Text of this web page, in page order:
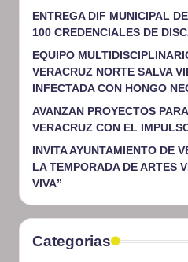
ENTREGA DIF MUNICIPAL
100 CREDENCIALES DE
EQUIPO
VERACRUZ NORTE SALVA
INFECTADA CON HONGO
AVANZAN PROYECTOS
VERACRUZ CON EL
INVITA AYUNTAMIENTO DE
LA TEMPORADA DE ARTES
VIVA”
Categorias